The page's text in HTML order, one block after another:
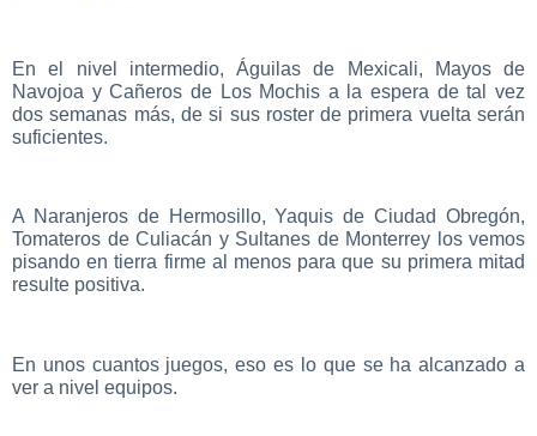
En el nivel intermedio, Águilas de Mexicali, Mayos de
Navojoa y Cañeros de Los Mochis a la espera de tal vez
dos semanas más, de si sus roster de primera vuelta serán
suficientes.
A Naranjeros de Hermosillo, Yaquis de Ciudad Obregón,
Tomateros de Culiacán y Sultanes de Monterrey los vemos
pisando en tierra firme al menos para que su primera mitad
resulte positiva.
En unos cuantos juegos, eso es lo que se ha alcanzado a
ver a nivel equipos.